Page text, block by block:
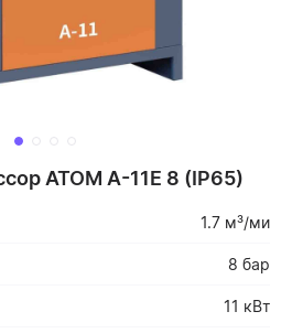
ATOM А-11Е 8 (IP65)
1.7 м³/ми
8 бар
11 кВт